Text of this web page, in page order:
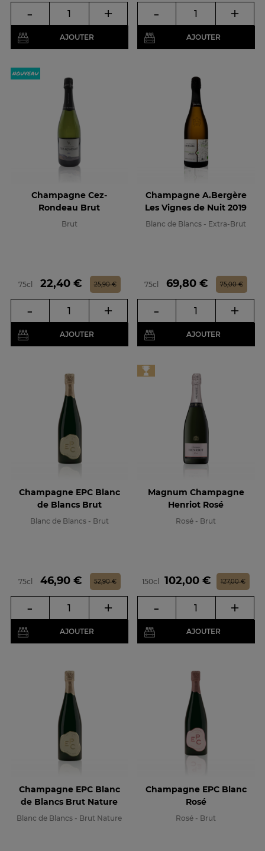
- +
AJOUTER
- +
AJOUTER
Champagne Cez-
Rondeau Brut
Brut
75cl Prix
22,40 €Prix de base
25,90 €
- +
AJOUTER
Champagne A.Bergère
Les Vignes de Nuit 2019
Blanc de Blancs - Extra-Brut
75cl Prix
69,80 €Prix de base
75,00 €
- +
AJOUTER
Champagne EPC Blanc
de Blancs Brut
Blanc de Blancs - Brut
75cl Prix
46,90 €Prix de base
52,90 €
- +
AJOUTER
Magnum Champagne
Henriot Rosé
Rosé - Brut
150cl Prix
102,00 €Prix de base
127,00 €
- +
AJOUTER
Champagne EPC Blanc
de Blancs Brut Nature
Blanc de Blancs - Brut Nature
Champagne EPC Blanc
Rosé
Rosé - Brut